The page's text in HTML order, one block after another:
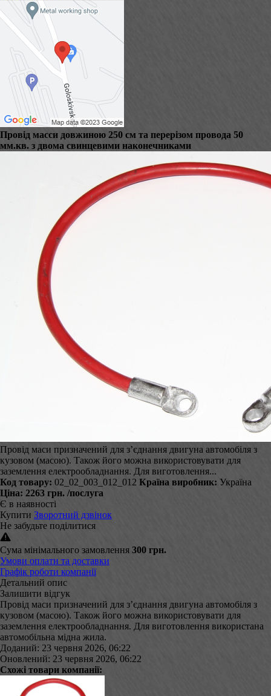
Провід масси довжиною 250 см та перерізом провода 50
мм.кв. з двома свинцевими наконечниками
Провід маси призначений для з’єднання двигуна автомобіля з
кузовом (масою). Також його можна використовувати для
заземлення електрообладнання. Для виготовлення...
Код товару: 02_02_003_012_012 Країна виробник: Україна
Ціна: 2263 грн. /послуга
Є в наявності
Купити Зворотний дзвінок
Не забудьте поділитися
Сума мінімального замовлення 300 грн.
Умови оплати та доставки
Графік роботи компанії
Детальний опис
Залишити відгук
Провід маси призначений для з’єднання двигуна автомобіля з
кузовом (масою). Також його можна використовувати для
заземлення електрообладнання. Для виготовлення використана
автомобільна мідна жила.
Доданий: 23 червня 2026, 06:22
Оновлений: 23 червня 2026, 06:22
Схожі товари компанії: